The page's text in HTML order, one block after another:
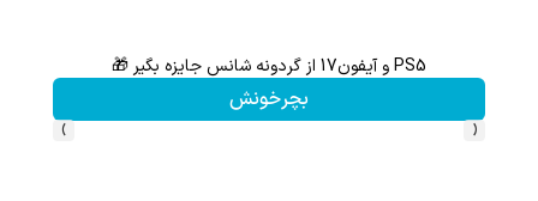
PS5 و آیفون17 از گردونه شانس جایزه بگیر 🎁
بچرخونش
‹
›